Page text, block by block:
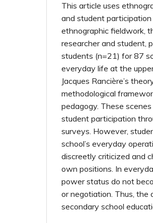
This article uses
and student participation
ethnographic fieldwork,
researcher and student,
students (n=21) for 87
everyday life at the
Jacques Rancière’s
methodological
pedagogy. These
student participation
surveys. However,
school’s everyday
discreetly criticized and
own positions. In
power status do not
or negotiation. Thus, the
secondary school